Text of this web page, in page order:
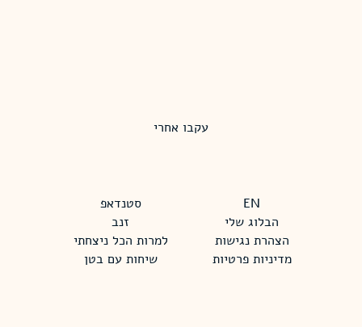
עקבו אחרי
סטנדאפ
זנב
למרות הכל ניצחתי
שיחות עם בטן
EN
הבלוג שלי
הצהרת נגישות
מדיניות פרטיות